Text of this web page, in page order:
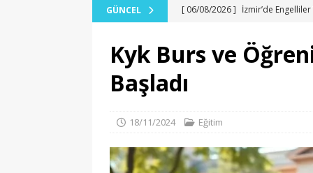
GÜNCEL [ 06/08/2026 ] İzmir Otobüs
[ 06/08/2026 ]
İzmir’de Zeybek
[ 06/08/2026 ]
Kyk Burs ve
Başladı
18/11/2024 Eğitim